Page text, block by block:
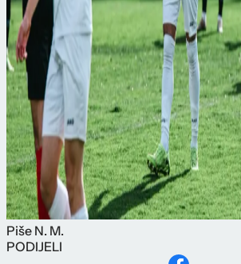
Piše N. M.
PODIJELI